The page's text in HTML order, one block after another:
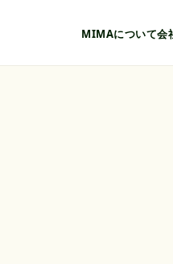
MIMAについて会